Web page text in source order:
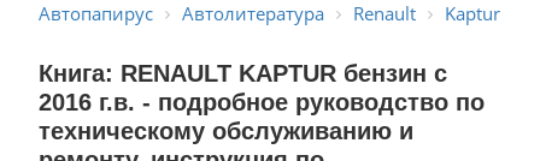
Автопапирус Автолитература Renault Kaptur
Книга: RENAULT KAPTUR бензин с
2016 г.в. - подробное руководство по
техническому обслуживанию и